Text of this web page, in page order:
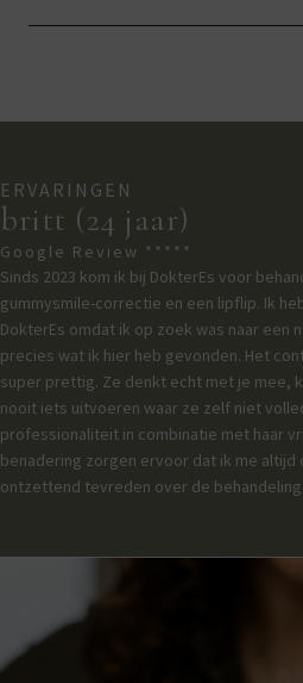
ERVARINGEN
britt (24 jaar)
Google Review *****
Sinds 2023 kom ik bij DokterEs voor
gummysmile-correctie en een lipflip. Ik
DokterEs omdat ik op zoek was naar een
precies wat ik hier heb gevonden. Het
super prettig. Ze denkt echt met je mee,
nooit iets uitvoeren waar ze zelf niet
professionaliteit in combinatie met haar
benadering zorgen ervoor dat ik me altijd
ontzettend tevreden over de